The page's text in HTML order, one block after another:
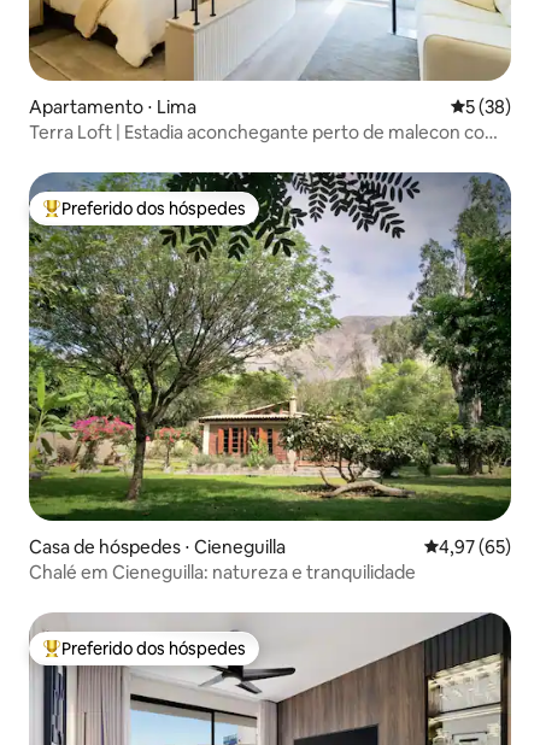
Apartamento ⋅ Lima 5 de uma
5 (38)
Terra Loft | Estadia aconchegante perto de malecon com
Entre os melhores preferidos dos hóspedes
Preferido dos hóspedes
Casa de hóspedes ⋅ Cieneguilla 4,97 de uma
4,97 (65)
Chalé em Cieneguilla: natureza e tranquilidade
Entre os melhores preferidos dos hóspedes
Preferido dos hóspedes